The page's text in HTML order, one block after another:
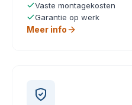
Vaste montagekosten
Garantie op werk
Meer info